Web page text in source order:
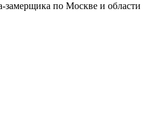
замерщика по Москве и области